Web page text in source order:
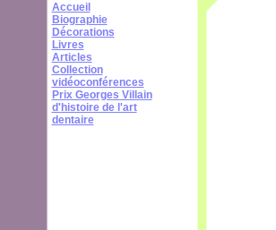
Accueil
Biographie
Décorations
Livres
Articles
Collection
vidéoconférences
Prix Georges Villain
d'histoire de l'art
dentaire